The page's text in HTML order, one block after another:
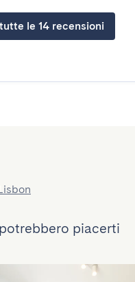
le 14 recensioni
piacerti